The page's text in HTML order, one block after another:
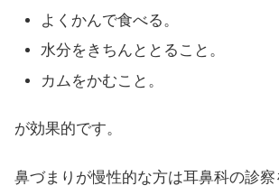
よくかんで食べる。
水分をきちんととること。
カムをかむこと。
が効果的です。
鼻づまりが慢性的な方は耳鼻科の診察